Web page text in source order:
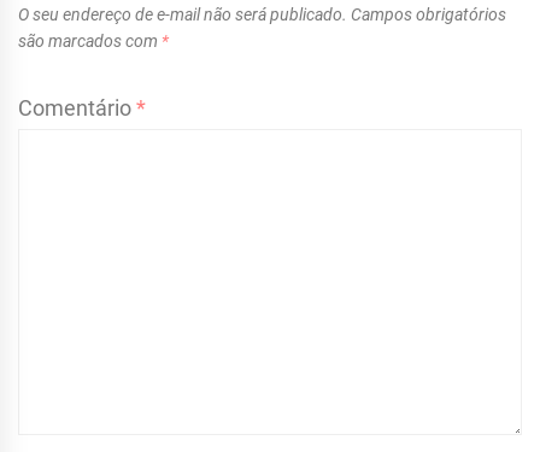
O seu endereço de e-mail não será publicado. Campos obrigatórios
são marcados com *
Comentário*